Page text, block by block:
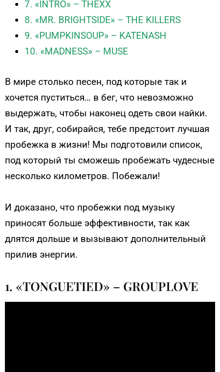
7. «INTRO» – THEXX
8. «MR. BRIGHTSIDE» – THE KILLERS
9. «PUMPKINSOUP» – KATENASH
10. «MADNESS» – MUSE
В мире столько песен, под которые так и
хочется пуститься… в бег, что невозможно
выдержать, чтобы наконец одеть свои найки.
И так, друг, собирайся, тебе предстоит лучшая
пробежка в жизни! Мы подготовили список,
под который ты сможешь пробежать чудесные
несколько километров. Побежали!
И доказано, что пробежки под музыку
приносят больше эффективности, так как
длятся дольше и вызывают дополнительный
прилив энергии.
1. «TONGUETIED» – GROUPLOVE